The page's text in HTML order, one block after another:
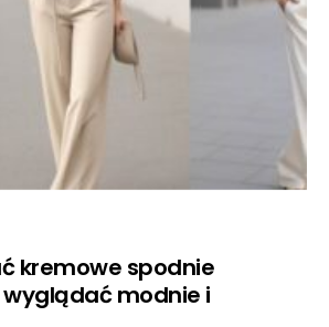
kremowe spodnie
modnie i